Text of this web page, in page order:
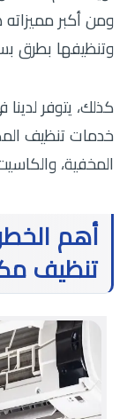
ومن أكبر
وتنظيفها بطرق
كذلك، يتوفر
خدمات تنظيف
المخفية،
أهم
تنظيف